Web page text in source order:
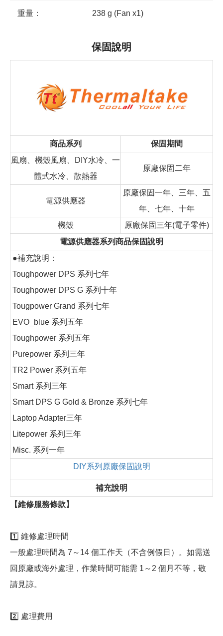
重量： 238 g (Fan x1)
保固說明
商品系列
保固期間
風扇、機殼風扇、DIY水冷、一
體式水冷、散熱器
原廠保固二年
電源供應器
原廠保固一年、三年、五
年、七年、十年
機殼
原廠保固三年(電子零件)
電源供應器系列商品保固說明
●補充說明：
Toughpower DPS 系列七年
Toughpower DPS G 系列十年
Tougpower Grand 系列七年
EVO_blue 系列五年
Toughpower 系列五年
Purepower 系列三年
TR2 Power 系列五年
Smart 系列三年
Smart DPS G Gold & Bronze 系列七年
Laptop Adapter三年
Litepower 系列三年
Misc. 系列一年
DIY系列原廠保固說明
補充說明
【維修服務條款】
1️⃣ 維修處理時間
一般處理時間為 7～14 個工作天（不含例假日）。如需送
回原廠或海外處理，作業時間可能需 1～2 個月不等，敬
請見諒。
2️⃣ 處理費用